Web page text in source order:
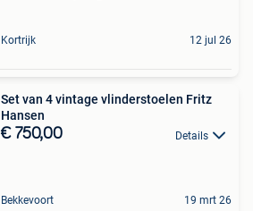
Kortrijk 12 jul 26
Set van 4 vintage vlinderstoelen Fritz
Hansen
€ 750,00 Details
Bekkevoort 19 mrt 26